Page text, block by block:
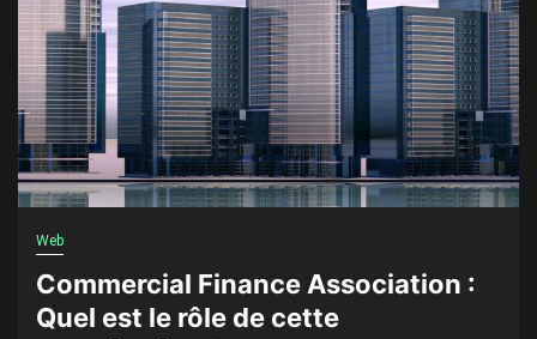
Web
Commercial Finance Association :
Quel est le rôle de cette